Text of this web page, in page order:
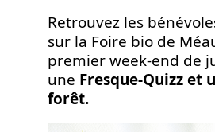
Retrouvez les
sur la Foire bio de
premier week-end de
une Fresque-Quizz et
forêt.